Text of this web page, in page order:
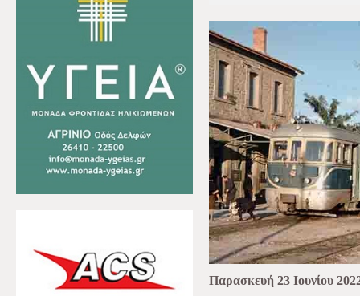
Παρασκευή 23 Ιουνίου